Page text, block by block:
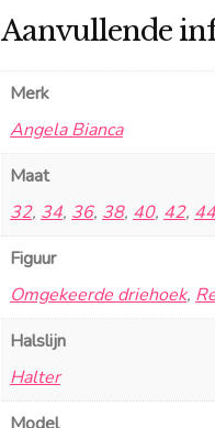
Aanvullende
Merk
Angela Bianca
Maat
32, 34, 36, 38, 40, 42, 44
Figuur
Omgekeerde driehoek,
Halslijn
Halter